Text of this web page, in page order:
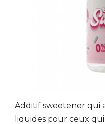
Additif sweetener qui
liquides pour ceux